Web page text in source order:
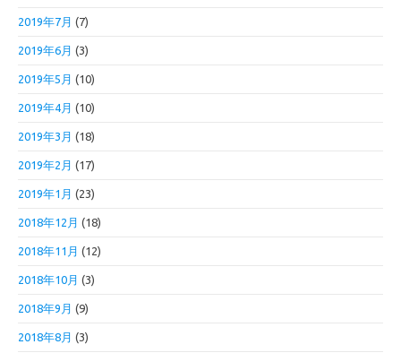
2019年7月 (7)
2019年6月 (3)
2019年5月 (10)
2019年4月 (10)
2019年3月 (18)
2019年2月 (17)
2019年1月 (23)
2018年12月 (18)
2018年11月 (12)
2018年10月 (3)
2018年9月 (9)
2018年8月 (3)